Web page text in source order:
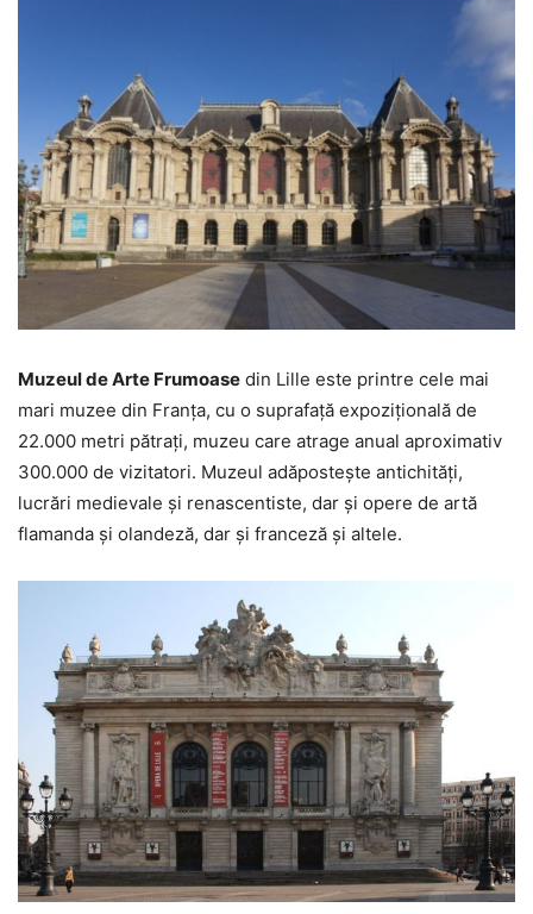
Muzeul de Arte Frumoase din Lille este printre cele mai
mari muzee din Franța, cu o suprafață expozițională de
22.000 metri pătrați, muzeu care atrage anual aproximativ
300.000 de vizitatori. Muzeul adăpostește antichități,
lucrări medievale și renascentiste, dar și opere de artă
flamanda și olandeză, dar și franceză și altele.